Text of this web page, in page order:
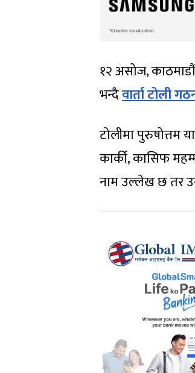
१२ असोज,
भन्दैवार्ता टोली
टोलीमा पुरुषोत्तम
कार्की, कासिफ
नाम उल्लेख छ तर